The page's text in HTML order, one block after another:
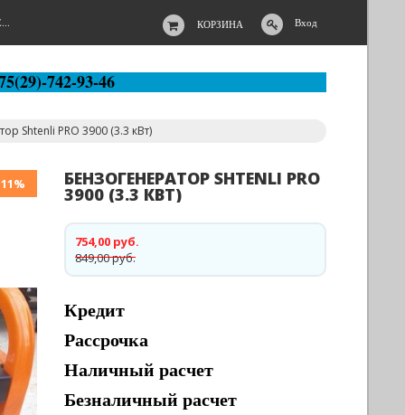
КОРЗИНА Вход
742-93-46
Shtenli PRO 3900 (3.3 кВт)
БЕНЗОГЕНЕРАТОР SHTENLI PRO
3900 (3.3 КВТ)
849,00 руб.
754,00 руб.
Кредит
Рассрочка
Наличный расчет
Безналичный расчет